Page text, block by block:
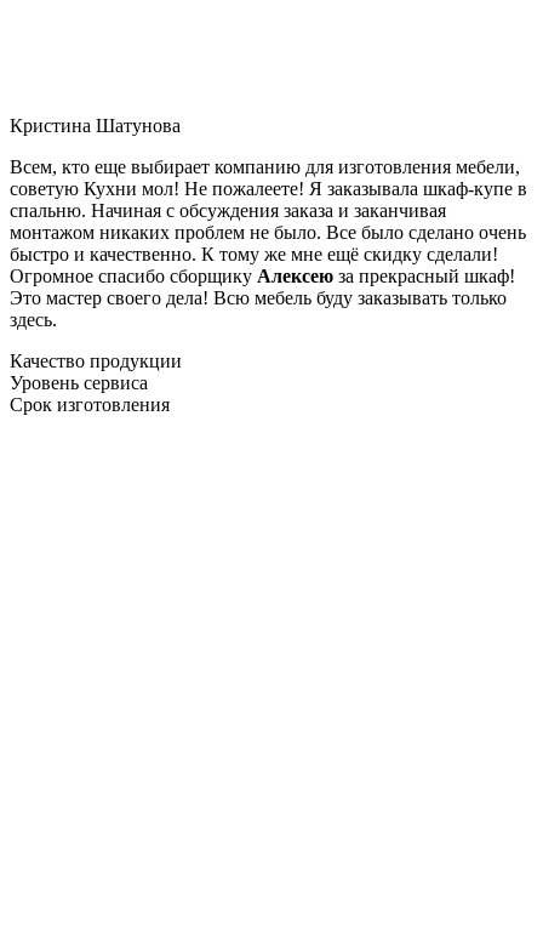
Кристина Шатунова
Всем, кто еще выбирает компанию для изготовления мебели,
советую Кухни мол! Не пожалеете! Я заказывала шкаф-купе в
спальню. Начиная с обсуждения заказа и заканчивая
монтажом никаких проблем не было. Все было сделано очень
быстро и качественно. К тому же мне ещё скидку сделали!
Огромное спасибо сборщику Алексею за прекрасный шкаф!
Это мастер своего дела! Всю мебель буду заказывать только
здесь.
Качество продукции
Уровень сервиса
Срок изготовления